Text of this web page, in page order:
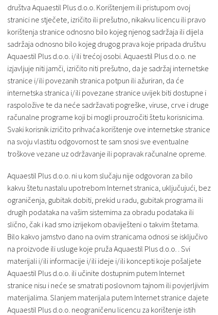
društva Aquaestil Plus d.o.o. Korištenjem ili pristupom ovoj
stranici ne stječete, izričito ili prešutno, nikakvu licencu ili pravo
korištenja stranice odnosno bilo kojeg njenog sadržaja ili dijela
sadržaja odnosno bilo kojeg drugog prava koje pripada društvu
Aquaestil Plus d.o.o. i/ili trećoj osobi. Aquaestil Plus d.o.o. ne
izjavljuje niti jamči, izričito niti prešutno, da je sadržaj internetske
stranice i/ili povezanih stranica potpun ili ažuriran, da će
internetska stranica i/ili povezane stranice uvijek biti dostupne i
raspoložive te da neće sadržavati pogreške, viruse, crve i druge
računalne programe koji bi mogli prouzročiti štetu korisnicima.
Svaki korisnik izričito prihvaća korištenje ove internetske stranice
na svoju vlastitu odgovornost te sam snosi sve eventualne
troškove vezane uz održavanje ili popravak računalne opreme.
Aquaestil Plus d.o.o. ni u kom slučaju nije odgovoran za bilo
kakvu štetu nastalu upotrebom Internet stranica, uključujući, bez
ograničenja, gubitak dobiti, prekid u radu, gubitak programa ili
drugih podataka na vašim sistemima za obradu podataka ili
slično, čak i kad smo izrijekom obaviješteni o takvim štetama.
Bilo kakvo jamstvo dano na ovim stranicama odnosi se isključivo
na proizvode ili usluge koje pruža Aquaestil Plus d.o.o. . Svi
materijali i/ili informacije i/ili ideje i/ili koncepti koje pošaljete
Aquaestil Plus d.o.o. ili učinite dostupnim putem Internet
stranice nisu i neće se smatrati poslovnom tajnom ili povjerljivim
materijalima. Slanjem materijala putem Internet stranice dajete
Aquaestil Plus d.o.o. neograničenu licencu za korištenje istih